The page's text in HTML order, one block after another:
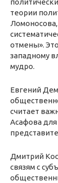
теории
Ломоносова,
отмены».
западному
мудро.
Евгений
считает
Асафова для
Дмитрий
связям с